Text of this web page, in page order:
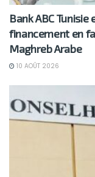
Bank ABC
financement en
Maghreb Arabe
10 AOÛT 2026